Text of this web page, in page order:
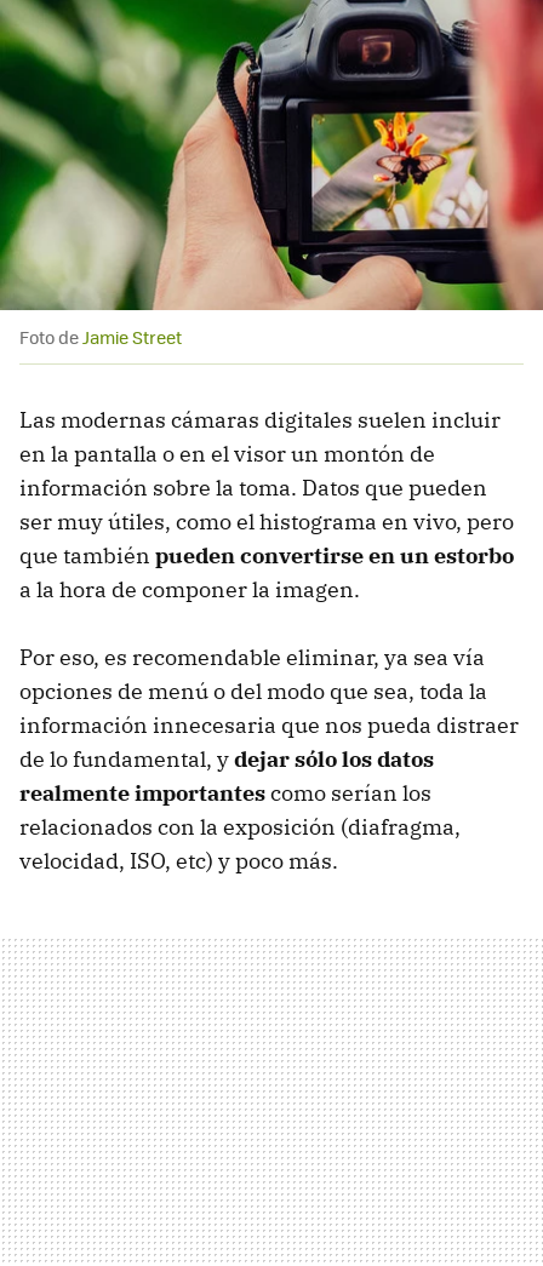
Foto de Jamie Street
Las modernas cámaras digitales suelen incluir
en la pantalla o en el visor un montón de
información sobre la toma. Datos que pueden
ser muy útiles, como el histograma en vivo, pero
que también pueden convertirse en un estorbo
a la hora de componer la imagen.
Por eso, es recomendable eliminar, ya sea vía
opciones de menú o del modo que sea, toda la
información innecesaria que nos pueda distraer
de lo fundamental, ydejar sólo los datos
realmente importantescomo serían los
relacionados con la exposición (diafragma,
velocidad, ISO, etc) y poco más.